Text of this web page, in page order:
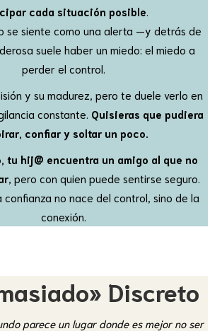
cada situación posible.
se siente como una alerta —y detrás de
suele haber un miedo: el miedo a
perder el control.
y su madurez, pero te duele verlo en
constante. Quisieras que pudiera
confiar y soltar un poco.
tu hij@ encuentra un amigo al que no
, pero con quien puede sentirse seguro.
confianza no nace del control, sino de la
conexión.
Discreto
parece un lugar donde es mejor no ser